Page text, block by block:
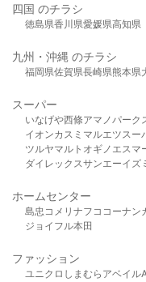
四国 のチラシ
徳島県香川県愛媛県高知県
九州・沖縄 のチラシ
福岡県佐賀県長崎県熊本県
スーパー
いなげや西條アマノパーク
イオンカスミ マルエツ スー
ツルヤマルト オギノ エスマ
ダイレックスサンエーイズ
ホームセンター
島忠 コメリ ナフコ コーナン
ジョイフル本田
ファッション
ユニクロ しまむら アベイル